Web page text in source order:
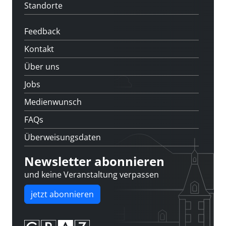
Standorte
Feedback
Kontakt
Über uns
Jobs
Medienwunsch
FAQs
Überweisungsdaten
Newsletter abonnieren
und keine Veranstaltung verpassen
jetzt abonnieren